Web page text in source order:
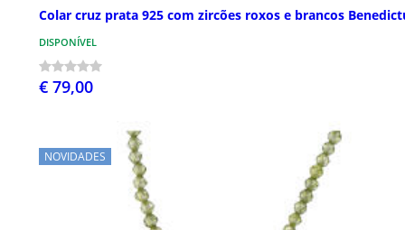
Colar cruz prata 925 com zircões roxos e brancos
DISPONÍVEL
€ 79,00
NOVIDADES